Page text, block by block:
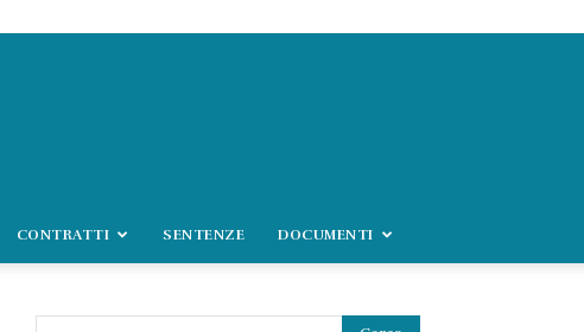
CONTRATTI SENTENZE DOCUMENTI